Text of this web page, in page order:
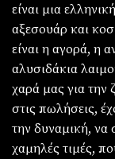
είναι μια
αξεσουάρ και
είναι η αγορά, η
αλυσιδάκια
χαρά μας για την
στις πωλήσεις,
την δυναμική, να
χαμηλές τιμές,